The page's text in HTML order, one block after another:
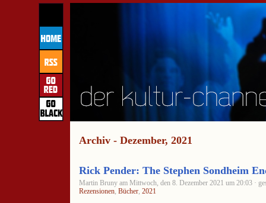
Archiv - Dezember, 2021
Rick Pender: The Stephen Sondheim
Martin Bruny am Mittwoch, den 8. Dezember 2021 um 20:03 ·
Rezensionen, Bücher, 2021